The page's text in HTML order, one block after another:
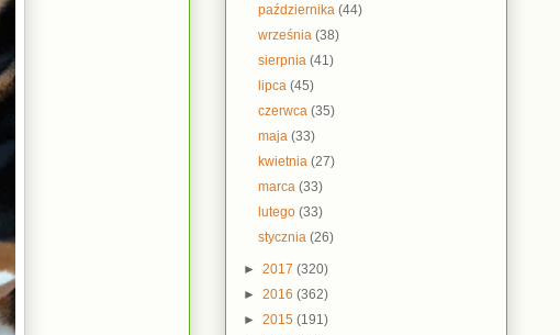
października(44)
września(38)
sierpnia(41)
lipca(45)
czerwca(35)
maja(33)
kwietnia(27)
marca(33)
lutego(33)
stycznia(26)
► 2017 (320)
► 2016 (362)
► 2015 (191)